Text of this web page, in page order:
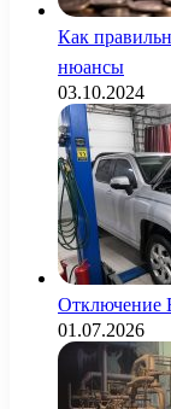
Как
нюансы
03.10.2024
Отключение
01.07.2026